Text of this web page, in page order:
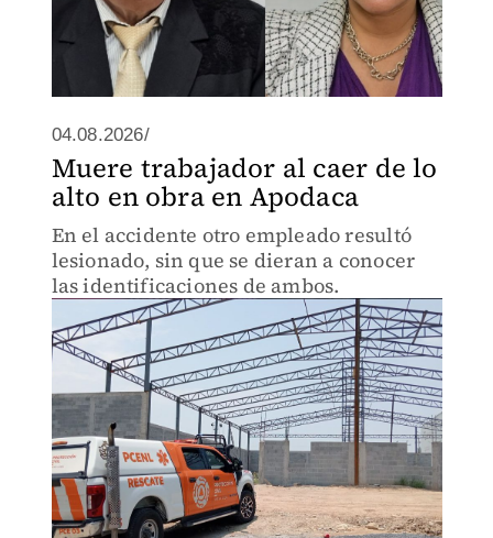
04.08.2026/
Muere trabajador al caer de lo
alto en obra en Apodaca
En el accidente otro empleado resultó
lesionado, sin que se dieran a conocer
las identificaciones de ambos.